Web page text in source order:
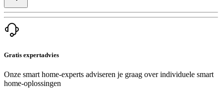
Gratis expertadvies
Onze smart home-experts adviseren je graag over individuele smart
home-oplossingen